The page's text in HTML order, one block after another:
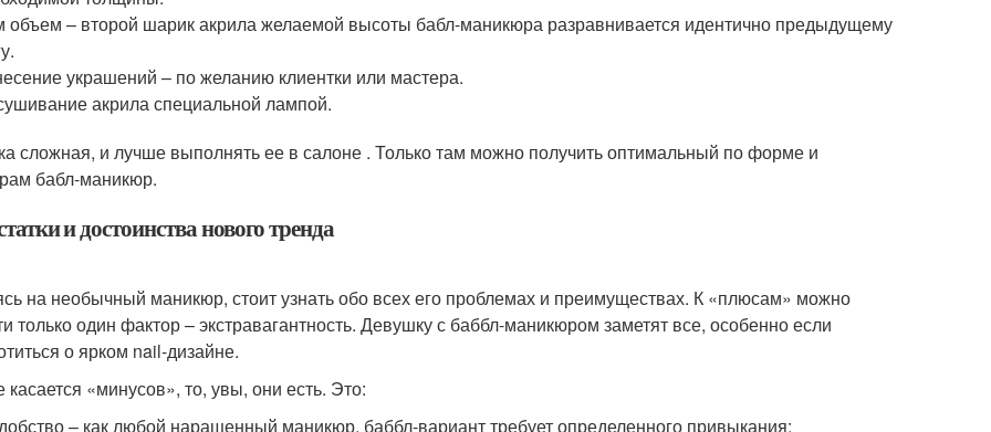
объем – второй шарик акрила желаемой высоты бабл-маникюра разравнивается идентично предыдущему
украшений – по желанию клиентки или мастера.
акрила специальной лампой.
сложная, и лучше выполнять ее в салоне . Только там можно получить оптимальный по форме и
бабл-маникюр.
и достоинства нового тренда
на необычный маникюр, стоит узнать обо всех его проблемах и преимуществах. К «плюсам» можно
только один фактор – экстравагантность. Девушку с баббл-маникюром заметят все, особенно если
о ярком nail-дизайне.
касается «минусов», то, увы, они есть. Это:
– как любой наращенный маникюр, баббл-вариант требует определенного привыкания;